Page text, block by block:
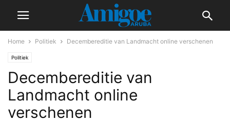
Home Politiek Decembereditie van Landmacht online verschenen
Politiek
Decembereditie van
Landmacht online
verschenen